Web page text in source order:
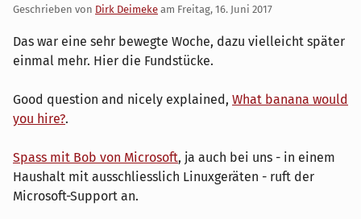
Geschrieben von Dirk Deimeke am Freitag, 16. Juni 2017
Das war eine sehr bewegte Woche, dazu vielleicht später
einmal mehr. Hier die Fundstücke.
Good question and nicely explained, What banana would
you hire?.
Spass mit Bob von Microsoft, ja auch bei uns - in einem
Haushalt mit ausschliesslich Linuxgeräten - ruft der
Microsoft-Support an.